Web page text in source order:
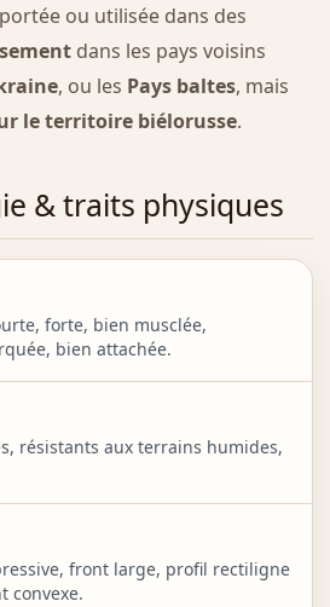
ou utilisée dans des
dans les pays voisins
, ou les Pays baltes, mais
le territoire biélorusse.
& traits physiques
forte, bien musclée,
bien attachée.
résistants aux terrains humides,
front large, profil rectiligne
convexe.